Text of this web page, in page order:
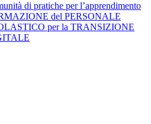
di pratiche per l’apprendimento
del PERSONALE
per la TRANSIZIONE